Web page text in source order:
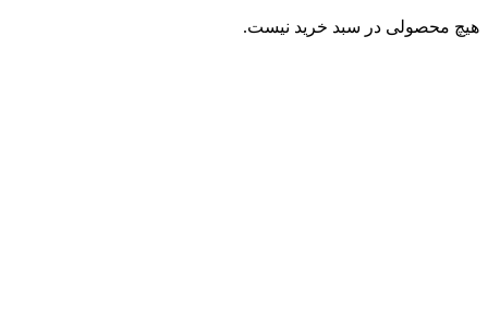
هیچ محصولی در سبد خرید نیست.